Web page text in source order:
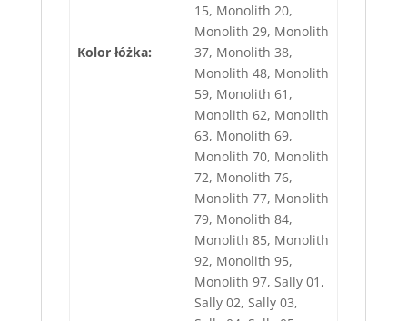
Kolor łóżka:
15, Monolith 20,
Monolith 29, Monolith
37, Monolith 38,
Monolith 48, Monolith
59, Monolith 61,
Monolith 62, Monolith
63, Monolith 69,
Monolith 70, Monolith
72, Monolith 76,
Monolith 77, Monolith
79, Monolith 84,
Monolith 85, Monolith
92, Monolith 95,
Monolith 97, Sally 01,
Sally 02, Sally 03,